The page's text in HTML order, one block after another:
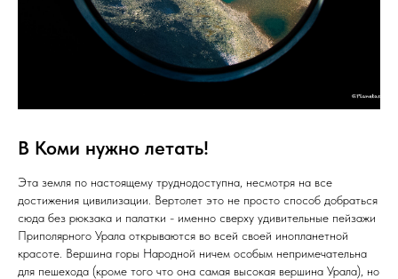
В Коми нужно летать!
Эта земля по настоящему труднодоступна, несмотря на все
достижения цивилизации. Вертолет это не просто способ добраться
сюда без рюкзака и палатки - именно сверху удивительные пейзажи
Приполярного Урала открываются во всей своей инопланетной
красоте. Вершина горы Народной ничем особым непримечательна
для пешехода (кроме того что она самая высокая вершина Урала), но